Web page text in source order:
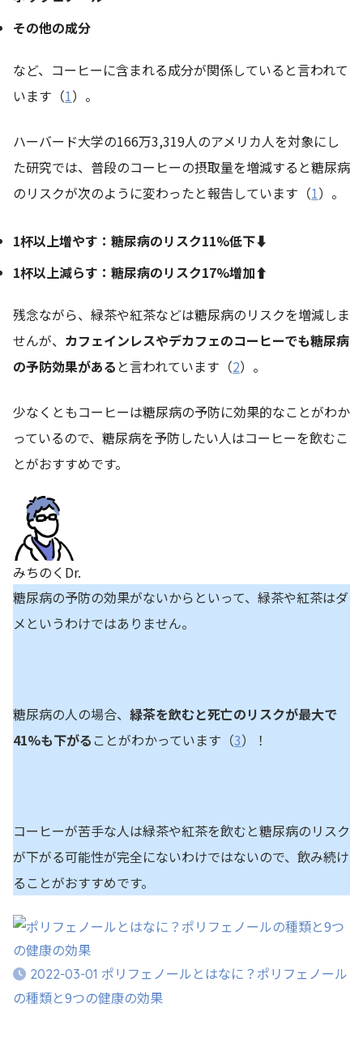
その他の成分
など、コーヒーに含まれる成分が関係していると言われて
います（1）。
ハーバード大学の166万3,319人のアメリカ人を対象にし
た研究では、普段のコーヒーの摂取量を増減すると糖尿病
のリスクが次のように変わったと報告しています（1）。
1杯以上増やす：糖尿病のリスク11%低下⬇️
1杯以上減らす：糖尿病のリスク17%増加⬆️
残念ながら、緑茶や紅茶などは糖尿病のリスクを増減しま
せんが、 カフェインレスやデカフェのコーヒーでも糖尿病
の予防効果がある と言われています（2）。
少なくともコーヒーは糖尿病の予防に効果的なことがわか
っているので、糖尿病を予防したい人はコーヒーを飲むこ
とがおすすめです。
みちのくDr.
糖尿病の予防の効果がないからといって、緑茶や紅茶はダ
メというわけではありません。
糖尿病の人の場合、 緑茶を飲むと死亡のリスクが最大で
41%も下がる ことがわかっています（3）！
コーヒーが苦手な人は緑茶や紅茶を飲むと糖尿病のリスク
が下がる可能性が完全にないわけではないので、飲み続け
ることがおすすめです。
2022-03-01 ポリフェノールとはなに？ポリフェノール
の種類と9つの健康の効果